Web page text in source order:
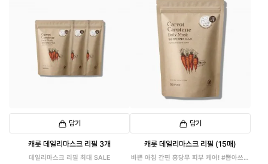
담기
캐롯 데일리마스크 리필 3개
데일리마스크 리필 최대 SALE
담기
캐롯 데일리마스크 리필 (15매)
바쁜 아침 간편 홍당무 피부 케어! #뽑아쓰는